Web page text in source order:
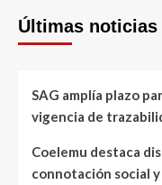
Últimas noticias
SAG amplía plazo
vigencia de
Coelemu destaca
connotación social